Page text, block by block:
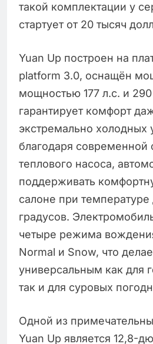
такой комплектации у
стартует от 20 тысяч
Yuan Up построен на
platform 3.0, оснащён
мощностью 177 л.с. и
гарантирует комфорт
экстремально холодных
благодаря современной
теплового насоса,
поддерживать
салоне при
градусов.
четыре режима
Normal и Snow, что
универсальным как для
так и для суровых
Одной из
Yuan Up является 12,8-